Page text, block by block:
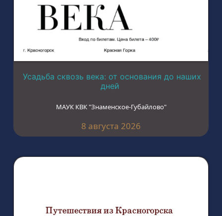
Усадьба сквозь века: от основания до наших
дней
МАУК КВК "Знаменское-Губайлово"
8 августа 2026